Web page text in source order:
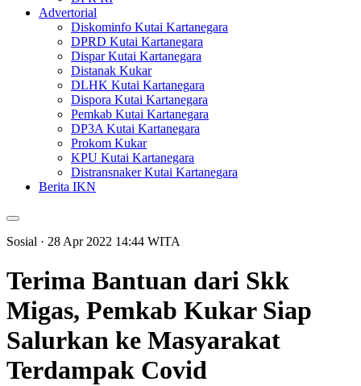
Advertorial
Diskominfo Kutai Kartanegara
DPRD Kutai Kartanegara
Dispar Kutai Kartanegara
Distanak Kukar
DLHK Kutai Kartanegara
Dispora Kutai Kartanegara
Pemkab Kutai Kartanegara
DP3A Kutai Kartanegara
Prokom Kukar
KPU Kutai Kartanegara
Distransnaker Kutai Kartanegara
Berita IKN
Sosial · 28 Apr 2022 14:44 WITA
Terima Bantuan dari Skk
Migas, Pemkab Kukar Siap
Salurkan ke Masyarakat
Terdampak Covid